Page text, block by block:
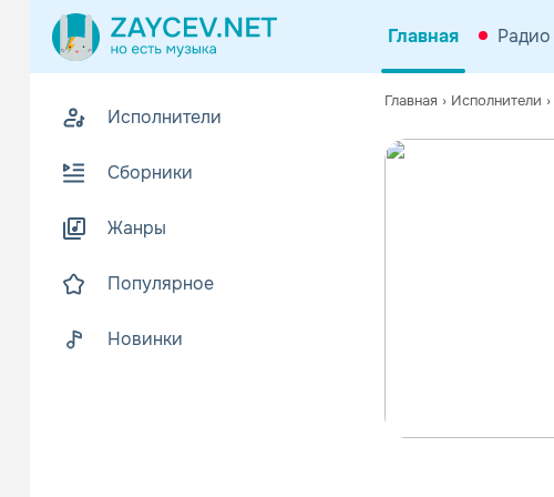
Главная Радио
Исполнители
Сборники
Жанры
Популярное
Новинки
Главная › Исполнители ›